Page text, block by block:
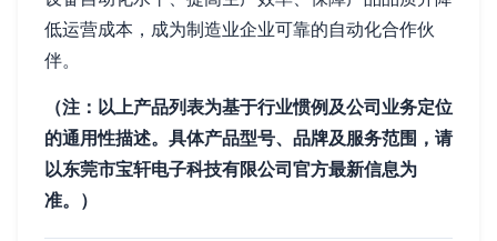
低运营成本，成为制造业企业可靠的自动化合作伙
伴。
（注：以上产品列表为基于行业惯例及公司业务定位
的通用性描述。具体产品型号、品牌及服务范围，请
以东莞市宝轩电子科技有限公司官方最新信息为
准。）